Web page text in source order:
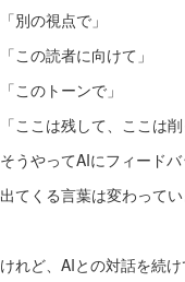
「別の視点で」
「この読者に向けて」
「このトーンで」
「ここは残して、ここは削
そうやってAIにフィードバ
出てくる言葉は変わってい
けれど、AIとの対話を続け